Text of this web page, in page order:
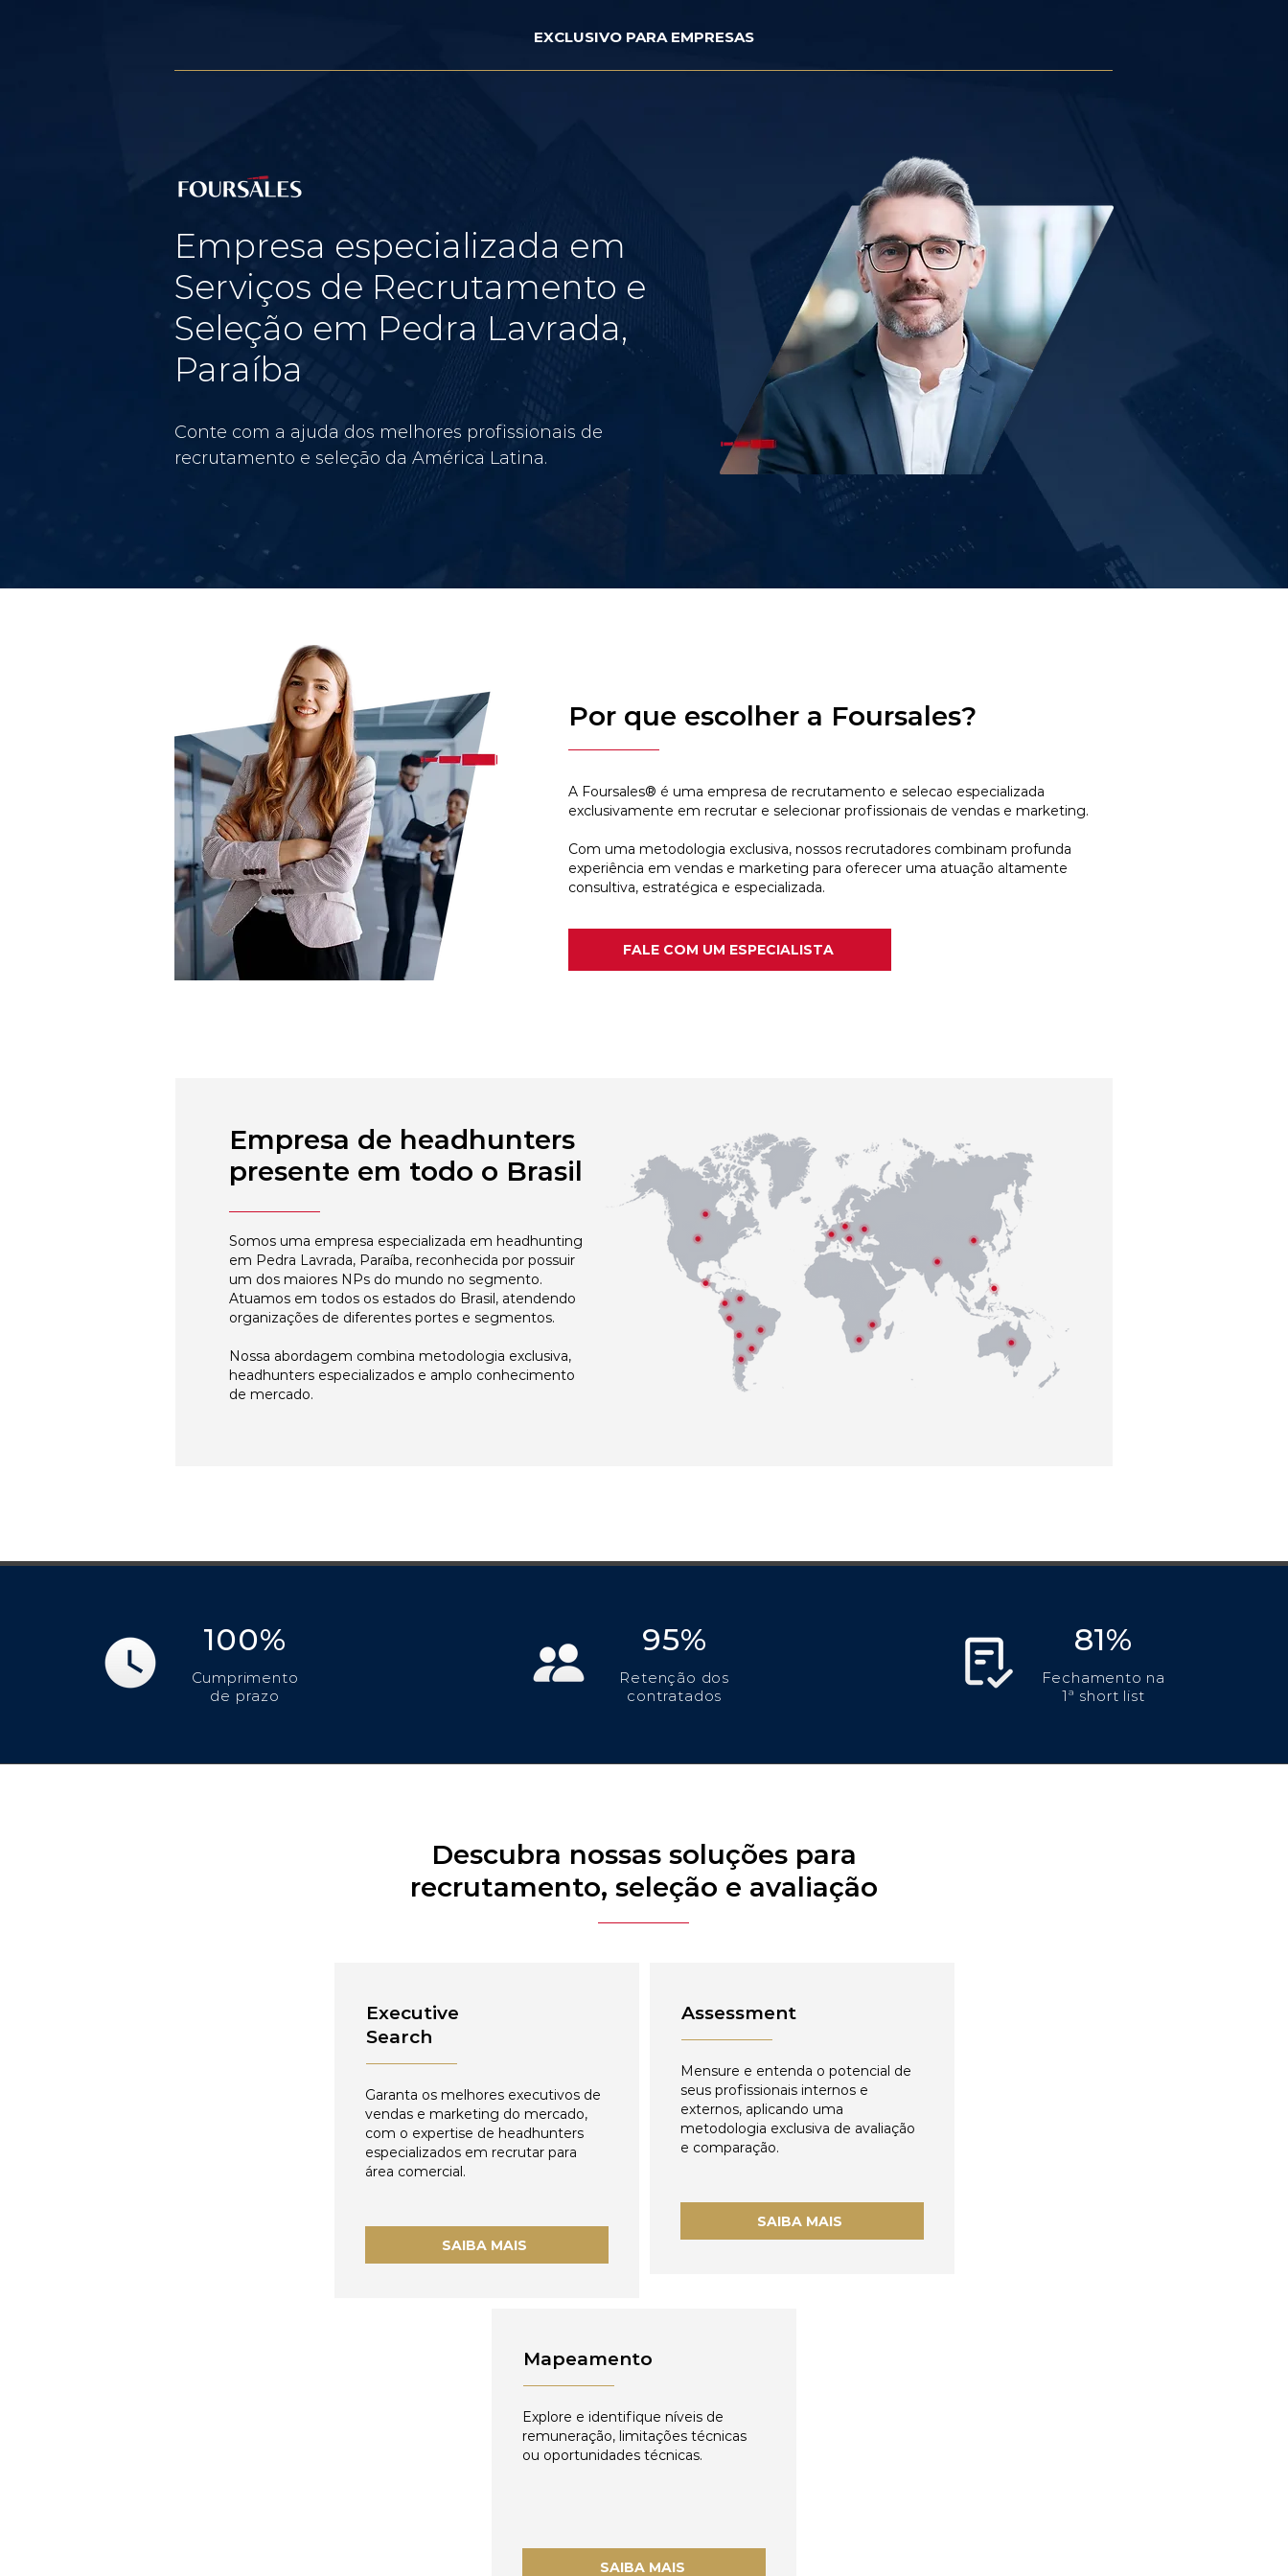
EXCLUSIVO PARA EMPRESAS
Empresa especializada em
Serviços de Recrutamento e
Seleção em Pedra Lavrada,
Paraíba
Conte com a ajuda dos melhores profissionais de
recrutamento e seleção da América Latina.
Por que escolher a Foursales?
A Foursales® é uma empresa de recrutamento e selecao especializada
exclusivamente em recrutar e selecionar profissionais de vendas e marketing.
Com uma metodologia exclusiva, nossos recrutadores combinam profunda
experiência em vendas e marketing para oferecer uma atuação altamente
consultiva, estratégica e especializada.
FALE COM UM ESPECIALISTA
Empresa de headhunters
presente em todo o Brasil
Somos uma empresa especializada em headhunting
em Pedra Lavrada, Paraíba, reconhecida por possuir
um dos maiores NPs do mundo no segmento.
Atuamos em todos os estados do Brasil, atendendo
organizações de diferentes portes e segmentos.
Nossa abordagem combina metodologia exclusiva,
headhunters especializados e amplo conhecimento
de mercado.
100%
Cumprimento
de prazo
95%
Retenção dos
contratados
81%
Fechamento na
1ª short list
Descubra nossas soluções para
recrutamento, seleção e avaliação
Executive
Search
Garanta os melhores executivos de
vendas e marketing do mercado,
com o expertise de headhunters
especializados em recrutar para
área comercial.
SAIBA MAIS
Assessment
Mensure e entenda o potencial de
seus profissionais internos e
externos, aplicando uma
metodologia exclusiva de avaliação
e comparação.
SAIBA MAIS
Mapeamento
Explore e identifique níveis de
remuneração, limitações técnicas
ou oportunidades técnicas.
SAIBA MAIS